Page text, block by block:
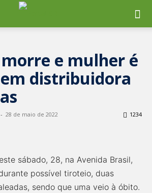
e mulher é
distribuidora
- 28 de maio de 2022 1234
sábado, 28, na Avenida Brasil,
possível tiroteio, duas
sendo que uma veio à óbito.